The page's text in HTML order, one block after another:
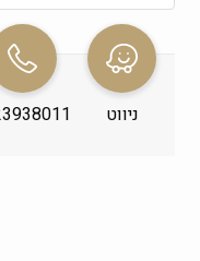
ראשון
שני
09:00-19:00
שלישי
ניווט